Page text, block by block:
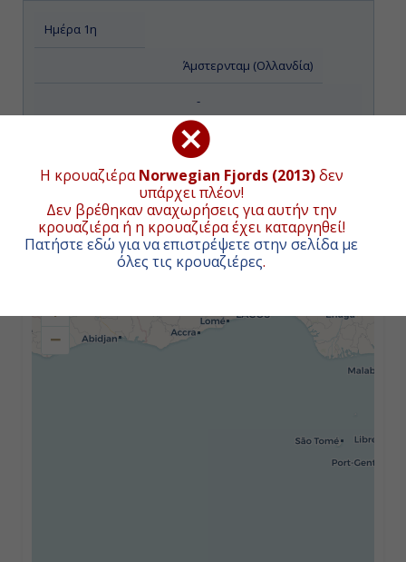
Η κρουαζιέραNorwegian Fjords (2013)δεν
υπάρχει πλέον!
Δεν βρέθηκαν αναχωρήσεις για αυτήν την
κρουαζιέρα ή η κρουαζιέρα έχει καταργηθεί!
Πατήστε εδώ για να επιστρέψετε στην σελίδα με
όλες τις κρουαζιέρες.
Ημέρα 1η
Άμστερνταμ (Ολλανδία)
-
17:00
Ημέρα 2η
Εν Πλω
ΧΑΡΤΗΣ ΚΡΟΥΑΖΙΕΡΑΣ
+
−